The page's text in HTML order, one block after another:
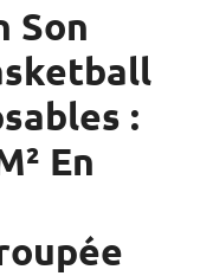
Son
:
En